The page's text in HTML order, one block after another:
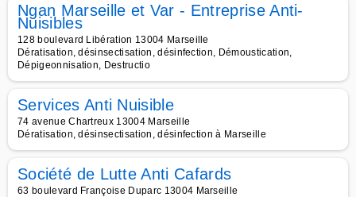
Ngan Marseille et Var - Entreprise Anti-
Nuisibles
128 boulevard Libération 13004 Marseille
Dératisation, désinsectisation, désinfection, Démoustication,
Dépigeonnisation, Destructio
Services Anti Nuisible
74 avenue Chartreux 13004 Marseille
Dératisation, désinsectisation, désinfection à Marseille
Société de Lutte Anti Cafards
63 boulevard Françoise Duparc 13004 Marseille